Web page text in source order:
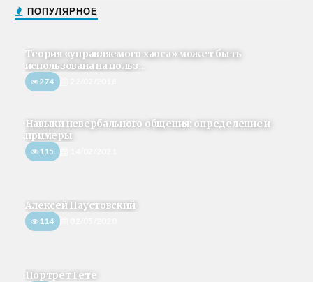
ПОПУЛЯРНОЕ
Теория «управляемого хаоса» может быть
использована на польз...
274
Навыки невербального общения: определение и
примеры
115
Алексей Паустовский
114
Портрет Гете